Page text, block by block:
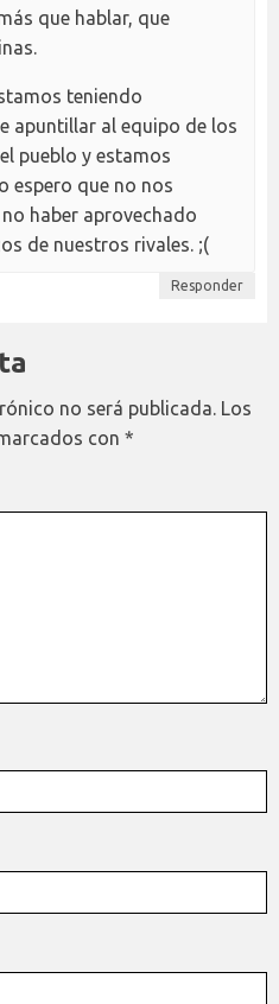
que hablar, que
teniendo
apuntillar al equipo de los
pueblo y estamos
espero que no nos
haber aprovechado
de nuestros rivales. ;(
Responder
no será publicada. Los
con *